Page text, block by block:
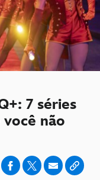
7 séries
não